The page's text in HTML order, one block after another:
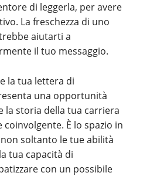
di leggerla, per avere
La freschezza di uno
aiutarti a
il tuo messaggio.
la tua lettera di
una opportunità
la storia della tua carriera
È lo spazio in
soltanto le tue abilità
tua capacità di
con un possibile